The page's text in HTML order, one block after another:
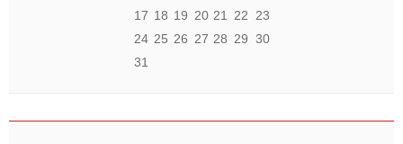
17 18 19 20 21 22
23
24 25 26 27 28 29 30
31